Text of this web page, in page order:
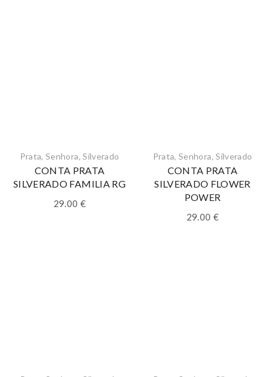
Prata,Senhora,Silverado
CONTA PRATA
SILVERADO FAMILIA RG
29.00 €
Prata,Senhora,Silverado
CONTA PRATA
SILVERADO FLOWER
POWER
29.00 €